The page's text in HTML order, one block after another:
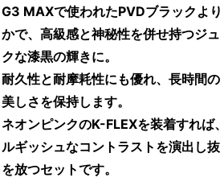
G3 MAXで使われたPVDブラックよ
かで、高級感と神秘性を併せ持つジ
クな漆黒の輝きに。
耐久性と耐摩耗性にも優れ、長時間
美しさを保持します。
ネオンピンクのK-FLEXを装着すれば
ルギッシュなコントラストを演出し
を放つセットです。